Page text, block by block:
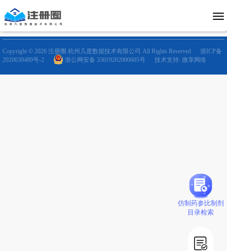
Copyright © 2026 注册圈 杭州几度数据技术有限公司 All Rights Reserved
浙ICP备
2020039489号-2
浙公网安备 33019202000605号 技术支持: 微享网络
仿制药参比制剂
目录检索